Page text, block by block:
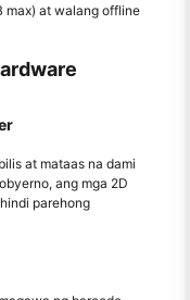
max) at walang offline
at mataas na dami
ang mga 2D
parehong